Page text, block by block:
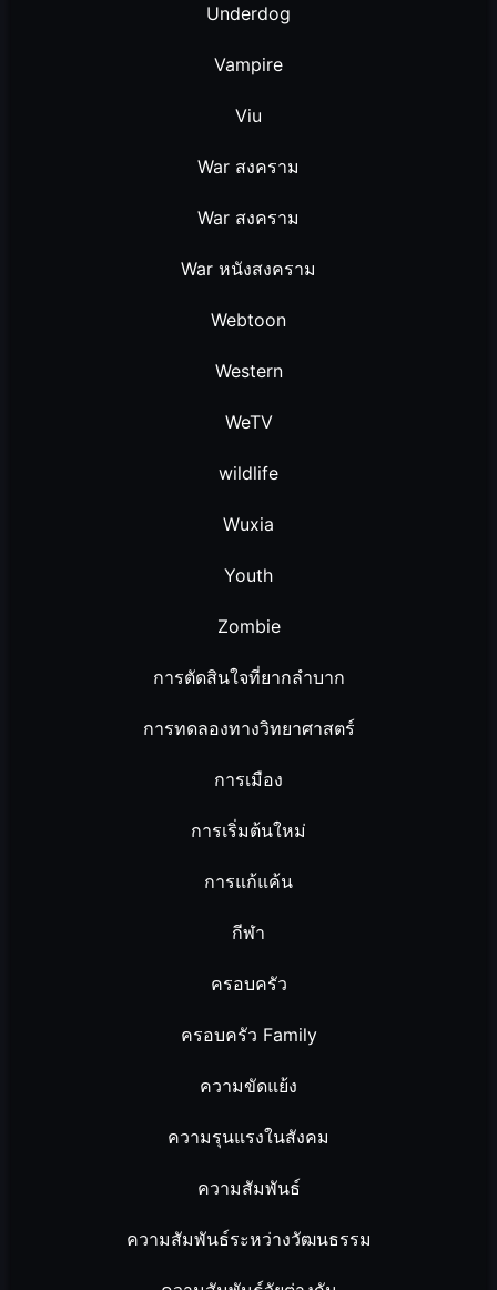
Underdog
Vampire
Viu
War สงคราม
War สงคราม
War หนังสงคราม
Webtoon
Western
WeTV
wildlife
Wuxia
Youth
Zombie
การตัดสินใจที่ยากลำบาก
การทดลองทางวิทยาศาสตร์
การเมือง
การเริ่มต้นใหม่
การแก้แค้น
กีฬา
ครอบครัว
ครอบครัว Family
ความขัดแย้ง
ความรุนแรงในสังคม
ความสัมพันธ์
ความสัมพันธ์ระหว่างวัฒนธรรม